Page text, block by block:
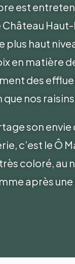
est
plus haut
en matière
des
nos
son
c’est le Ô
coloré, au
après